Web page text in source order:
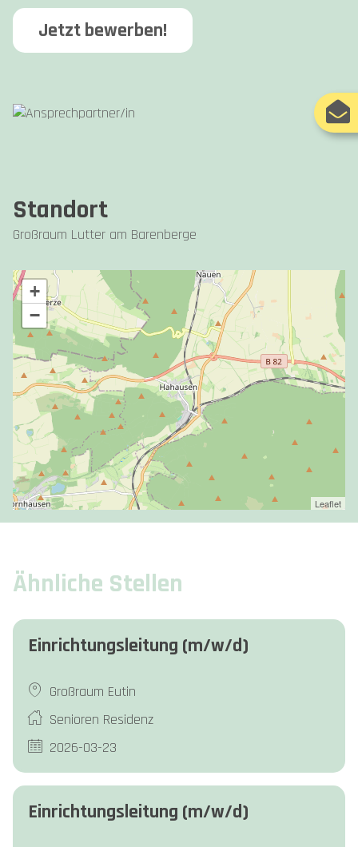
Jetzt bewerben!
Standort
Großraum Lutter am Barenberge
+
−
Leaflet
Ähnliche Stellen
Einrichtungsleitung (m/w/d)
Großraum Eutin
Senioren Residenz
2026-03-23
Einrichtungsleitung (m/w/d)